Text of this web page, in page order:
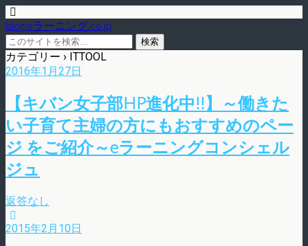
blog.eラーニング.co.jp
カテゴリー › ITTOOL
2016年1月27日
【キバン女子部HP進化中!!】～働きた
い子育て主婦の方にもおすすめのペー
ジ をご紹介～eラーニングコンシェル
ジュ
返答なし
2015年2月10日